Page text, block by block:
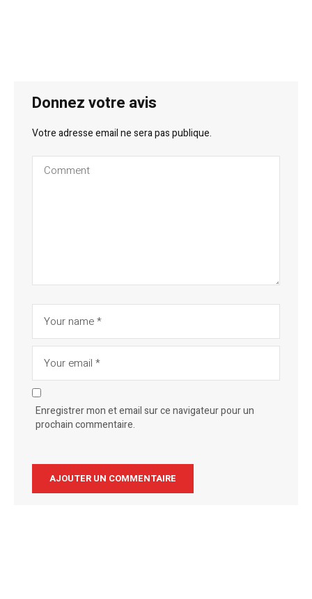
Donnez votre avis
Votre adresse email ne sera pas publique.
Enregistrer mon et email sur ce navigateur pour un
prochain commentaire.